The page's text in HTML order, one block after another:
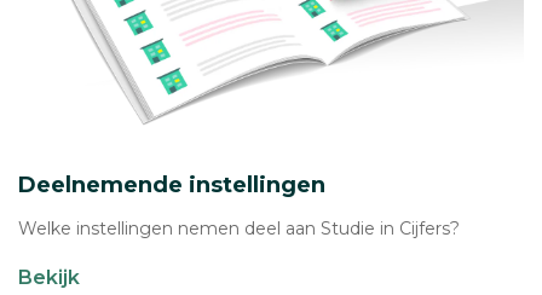
Deelnemende instellingen
Welke instellingen nemen deel aan Studie in Cijfers?
Bekijk